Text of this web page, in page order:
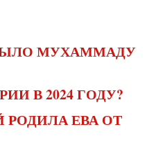
В 2024 ГОДУ?